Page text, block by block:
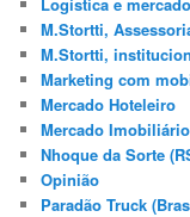
M.Stortti,
M.Stortti,
Marketing com
Mercado Hoteleiro
Mercado Imobiliário
Nhoque da Sorte
Opinião
Paradão Truck